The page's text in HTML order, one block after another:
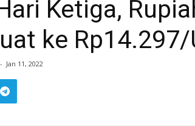
Ketiga,
ke Rp14.297/
- Jan 11, 2022